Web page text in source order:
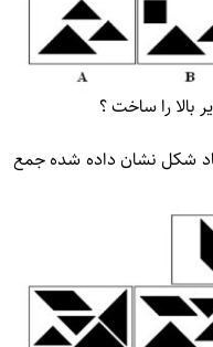
بالا را ساخت ؟
شکل نشان داده شده جمع